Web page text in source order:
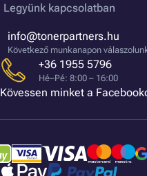
Legyünk kapcsolatban
info@tonerpartners.hu
Következő munkanapon
+36 1955 5796
Hé–Pé: 8:00 – 16:00
Kövessen minket a